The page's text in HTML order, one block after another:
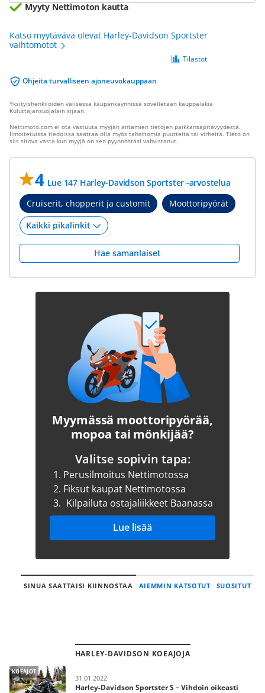
Myyty Nettimoton kautta
Katso myytävävä olevat Harley-Davidson Sportster
vaihtomotot
Ohjeita turvalliseen ajoneuvokauppaan
Tilastot
Yksityishenkilöiden välisessä kaupankäynnissä sovelletaan kauppalakia
Kuluttajansuojalain sijaan.
Nettimoto.com ei ota vastuuta myyjän antamien tietojen paikkansapitävyydestä.
Ilmoitetuissa tiedoissa saattaa olla myös tahattomia puutteita tai virheitä. Tieto on
siis sitova vasta kun myyjä on sen pyynnöstäsi vahvistanut.
4 Lue 147 Harley-Davidson Sportster -arvostelua
Cruiserit, chopperit ja customit
Moottoripyörät
Hae samanlaiset
Myymässä moottoripyörää,
mopoa tai mönkijää?
Valitse sopivin tapa:
1. Perusilmoitus Nettimotossa
2. Fiksut kaupat Nettimotossa
3. Kilpailuta ostajaliikkeet Baanassa
Lue lisää
SINUA SAATTAISI KIINNOSTAA AIEMMIN KATSOTUT SUOSITUT
HARLEY-DAVIDSON KOEAJOJA
KOEAJOT
31.01.2022
Harley-Davidson Sportster S – Vihdoin oikeasti